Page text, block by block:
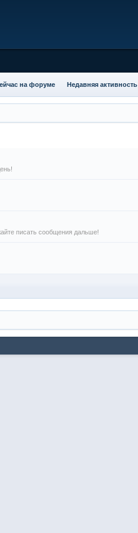
писать сообщения дальше!
на форуме Недавняя активность